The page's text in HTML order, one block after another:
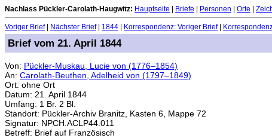
Nachlass Pückler-Carolath-Haugwitz: Hauptseite Briefe Personen Orte
Voriger Brief| Nächster Brief| 1844 Korrespondenz: Voriger Brief|
Brief vom 21. April 1844
Von: Pückler-Muskau, Lucie von (1776–1854)
An: Carolath-Beuthen, Adelheid von (1797–1849)
Ort: ohne Ort
Datum: 21. April 1844
Umfang: 1 Br. 2 Bl.
Standort: Pückler-Archiv Branitz, Kasten 6, Mappe 72
Signatur: NPCH.ACLP44.011
Betreff: Brief auf Französisch